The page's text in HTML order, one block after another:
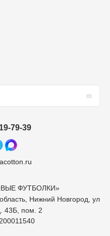
79-39
ФУТБОЛКИ»
Нижний Новгород, ул
43Б, пом. 2